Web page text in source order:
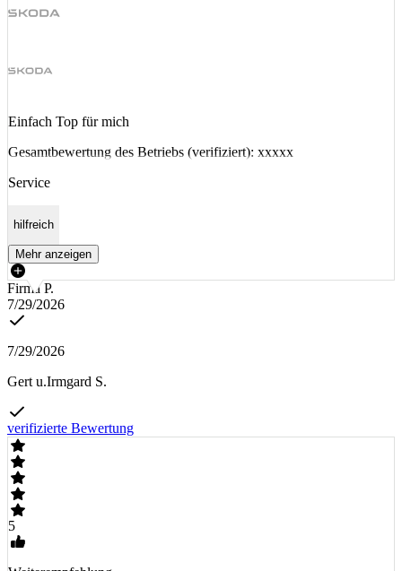
Einfach Top für mich
Gesamtbewertung des Betriebs (verifiziert): xxxxx
Service
hilfreich
Mehr anzeigen
Firma P.
7/29/2026
7/29/2026
Gert u.Irmgard S.
verifizierte Bewertung
5